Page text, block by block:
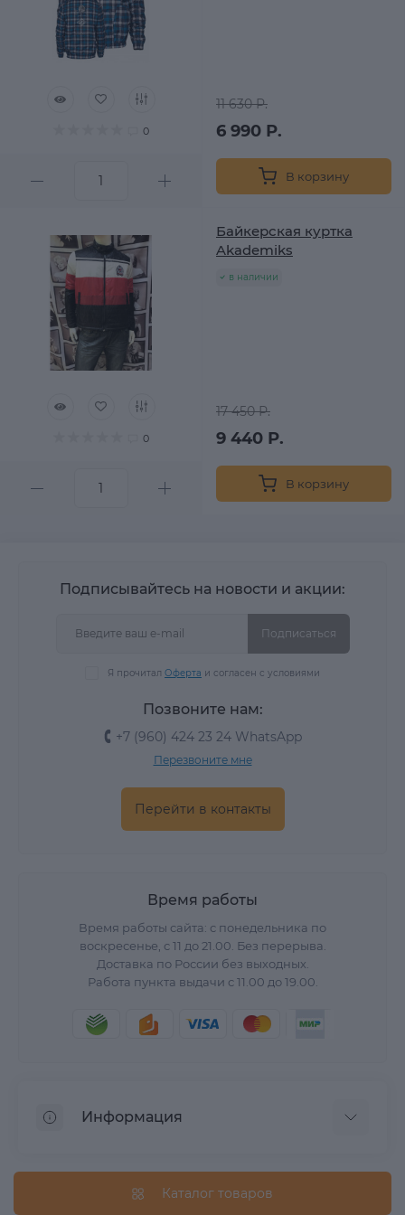
0
11 630 Р.
6 990 Р.
В корзину
0
Байкерская куртка
Akademiks
в наличии
17 450 Р.
9 440 Р.
В корзину
Подписывайтесь на новости и акции:
Подписаться
Я прочитал Оферта и согласен с условиями
Позвоните нам:
+7 (960) 424 23 24 WhatsApp
Перезвоните мне
Перейти в контакты
Время работы
Время работы сайта: с понедельника по
воскресенье, с 11 до 21.00. Без перерыва.
Доставка по России без выходных.
Работа пункта выдачи с 11.00 до 19.00.
Информация
Каталог товаров